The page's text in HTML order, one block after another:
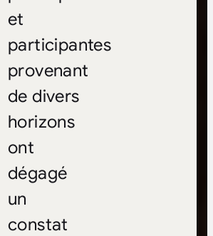
et
participantes
provenant
de divers
horizons
ont
dégagé
un
constat